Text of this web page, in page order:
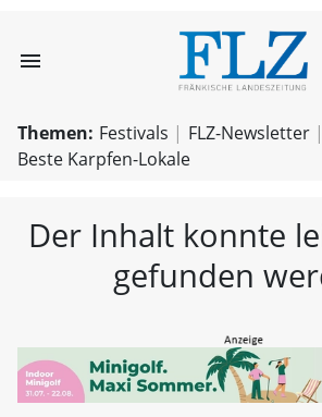
menu FLZ
Themen: Festivals
FLZ-Newsletter
Beste Karpfen-Lokale
Der Inhalt konnte
gefunden